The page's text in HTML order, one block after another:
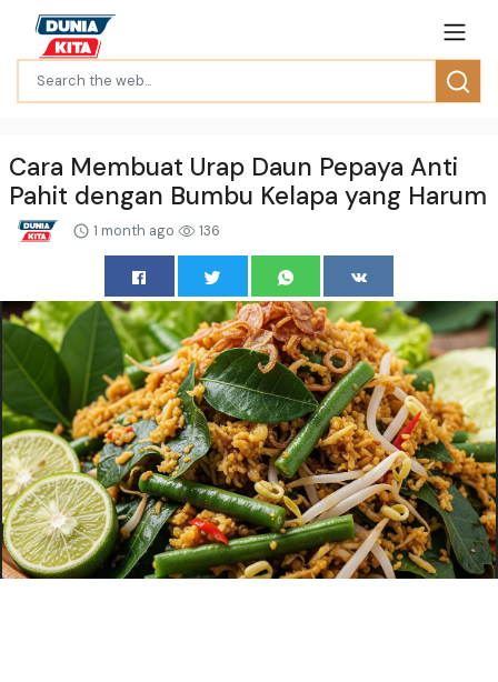
Cara Membuat Urap Daun Pepaya Anti
Pahit dengan Bumbu Kelapa yang Harum
1 month ago 136